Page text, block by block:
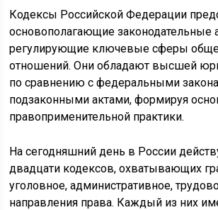
Кодексы Российской Федерации
основополагающие законодательные
регулирующие ключевые сферы
отношений. Они обладают высшей
по сравнению с федеральными
подзаконными актами, формируя
правоприменительной практики.
На сегодняшний день в России
двадцати кодексов, охватывающих
уголовное, административное,
направления права. Каждый из них